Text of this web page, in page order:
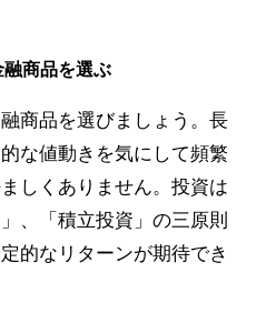
商品を選ぶ
商品を選びましょう。長
な値動きを気にして頻繁
しくありません。投資は
、「積立投資」の三原則
的なリターンが期待でき